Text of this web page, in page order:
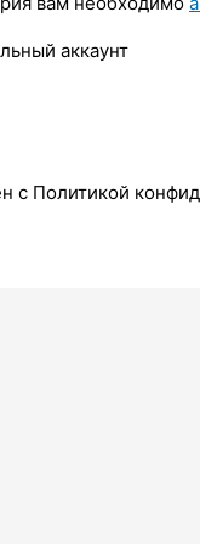
аккаунт
с Политикой